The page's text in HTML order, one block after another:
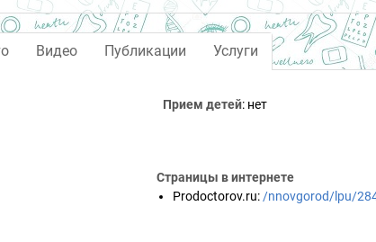
Видео Публикации Услуги
Прием детей: нет
Страницы в интернете
Prodoctorov.ru: /nnovgorod/lpu/